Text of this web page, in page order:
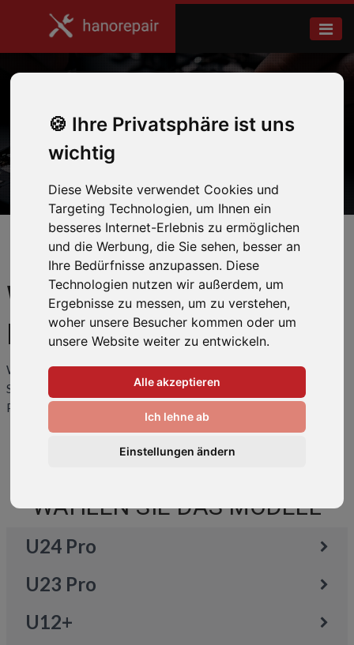
Ihre Privatsphäre ist uns
wichtig
Diese Website verwendet Cookies und
Targeting Technologien, um Ihnen ein
besseres Internet-Erlebnis zu ermöglichen
und die Werbung, die Sie sehen, besser an
Ihre Bedürfnisse anzupassen. Diese
Technologien nutzen wir außerdem, um
Ergebnisse zu messen, um zu verstehen,
woher unsere Besucher kommen oder um
unsere Website weiter zu entwickeln.
Alle akzeptieren
Ich lehne ab
Einstellungen ändern
HTC Smartphone Reparaturen
Home
WIR REPARIEREN IHR
HTC SMARTPHONE
Wir reparieren alle gängigen HTC Smartphone Modelle. Wählen
Sie Ihr Modell aus, um mehr über die möglichen Reparaturen und
Preise zu erfahren.
WÄHLEN SIE DAS MODELL
U24 Pro
U23 Pro
U12+